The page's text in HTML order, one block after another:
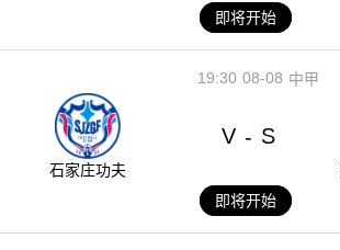
即将开始
08-08
19:30 中甲
石家庄功夫
V - S
即将开始